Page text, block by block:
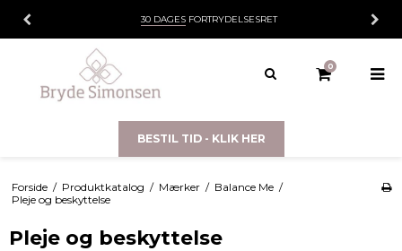
30 DAGESFORTRYDELSESRET
0
BESTIL TID - KLIK HER
Forside / Produktkatalog / Mærker / Balance Me /
Pleje og beskyttelse
Pleje og beskyttelse